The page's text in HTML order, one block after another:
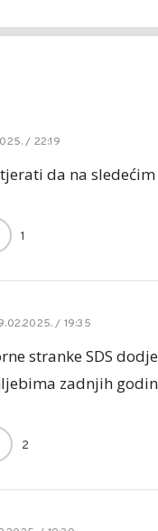
/ 22:19
da na
1
/ 19:35
stranke SDS
zadnjih
2